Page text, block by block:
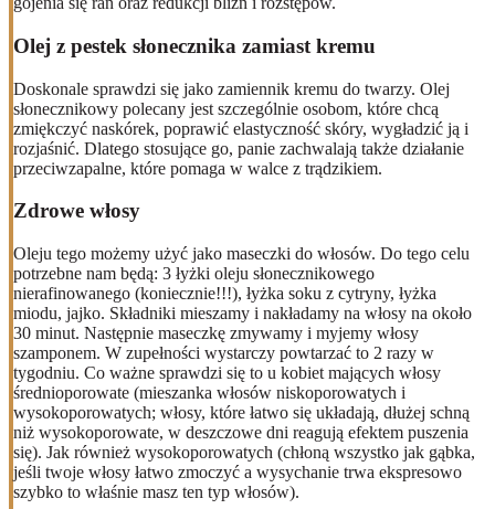
Olej z pestek słonecznika zamiast kremu
Doskonale sprawdzi się jako zamiennik kremu do twarzy. Olej
słonecznikowy polecany jest szczególnie osobom, które chcą
zmiękczyć naskórek, poprawić elastyczność skóry, wygładzić ją i
rozjaśnić. Dlatego stosujące go, panie zachwalają także działanie
przeciwzapalne, które pomaga w walce z trądzikiem.
Zdrowe włosy
Oleju tego możemy użyć jako maseczki do włosów. Do tego celu
potrzebne nam będą: 3 łyżki oleju słonecznikowego
nierafinowanego (koniecznie!!!), łyżka soku z cytryny, łyżka
miodu, jajko. Składniki mieszamy i nakładamy na włosy na około
30 minut. Następnie maseczkę zmywamy i myjemy włosy
szamponem. W zupełności wystarczy powtarzać to 2 razy w
tygodniu. Co ważne sprawdzi się to u kobiet mających włosy
średnioporowate (mieszanka włosów niskoporowatych i
wysokoporowatych; włosy, które łatwo się układają, dłużej schną
niż wysokoporowate, w deszczowe dni reagują efektem puszenia
się). Jak również wysokoporowatych (chłoną wszystko jak gąbka,
jeśli twoje włosy łatwo zmoczyć a wysychanie trwa ekspresowo
szybko to właśnie masz ten typ włosów).